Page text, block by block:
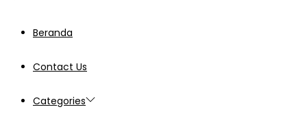
Beranda
Contact Us
Categories